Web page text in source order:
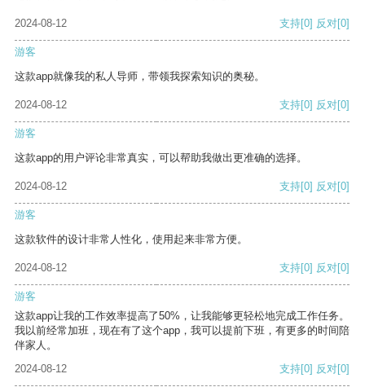
2024-08-12 支持[0] 反对[0]
游客
这款app就像我的私人导师，带领我探索知识的奥秘。
2024-08-12 支持[0] 反对[0]
游客
这款app的用户评论非常真实，可以帮助我做出更准确的选择。
2024-08-12 支持[0] 反对[0]
游客
这款软件的设计非常人性化，使用起来非常方便。
2024-08-12 支持[0] 反对[0]
游客
这款app让我的工作效率提高了50%，让我能够更轻松地完成工作任务。
我以前经常加班，现在有了这个app，我可以提前下班，有更多的时间陪
伴家人。
2024-08-12
支持[0] 反对[0]